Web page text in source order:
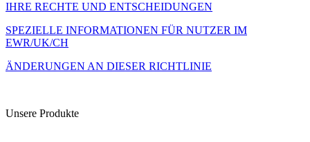
IHRE RECHTE UND ENTSCHEIDUNGEN
SPEZIELLE INFORMATIONEN FÜR NUTZER IM
EWR/UK/CH
ÄNDERUNGEN AN DIESER RICHTLINIE
Unsere Produkte